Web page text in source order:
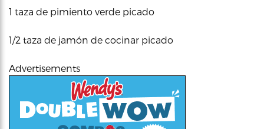
1 taza de pimiento verde picado
1/2 taza de jamón de cocinar picado
Advertisements